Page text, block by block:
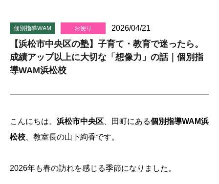
個別指導WAM お便り 2026/04/21
【浜松市中央区の塾】子育て・教育で迷ったら。
成績アップ以上に大切な「想像力」の話｜個別指
導WAM浜松校
こんにちは。 浜松市中央区 、田町にある個別指導WAM浜
松校 、教室長の山下絢香です。
2026年も春の訪れを感じる季節になりました。